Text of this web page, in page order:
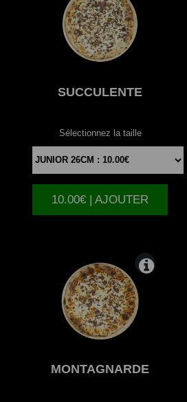
SUCCULENTE
Sélectionnez la taille
10.00€ | AJOUTER
MONTAGNARDE